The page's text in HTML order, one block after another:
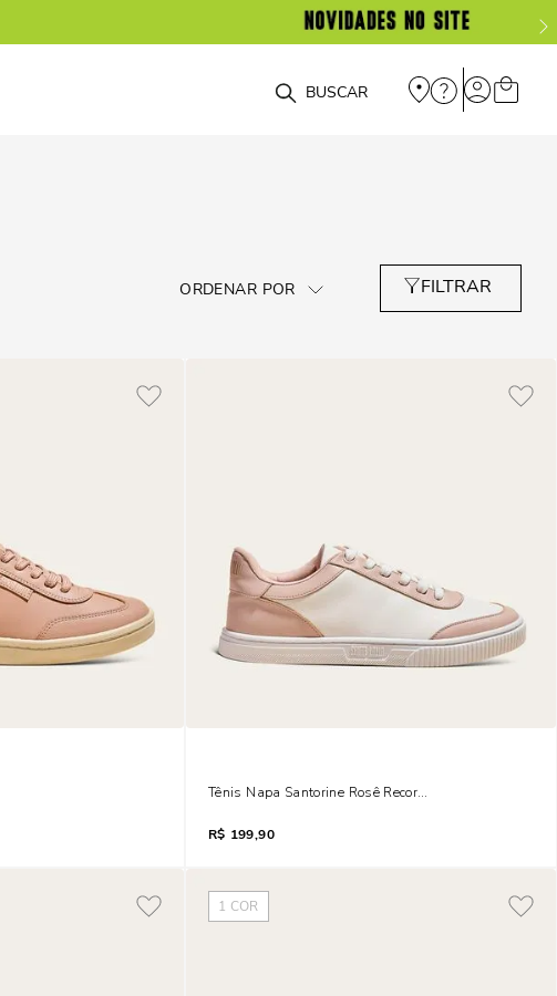
O que você está procurando?
Tênis Napa Santorine Rosê Recortes
R$ 199,90
1 COR